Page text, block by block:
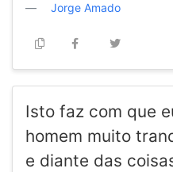
Jorge Amado
Isto faz com que
homem muito
e diante das